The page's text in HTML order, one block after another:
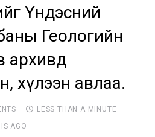
Үндэсний
Геологийн
архивд
хүлээн авлаа.
LESS THAN A MINUTE
AGO